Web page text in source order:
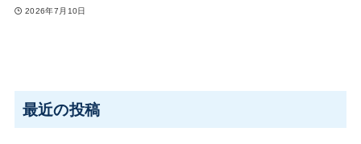
2026年7月10日
最近の投稿